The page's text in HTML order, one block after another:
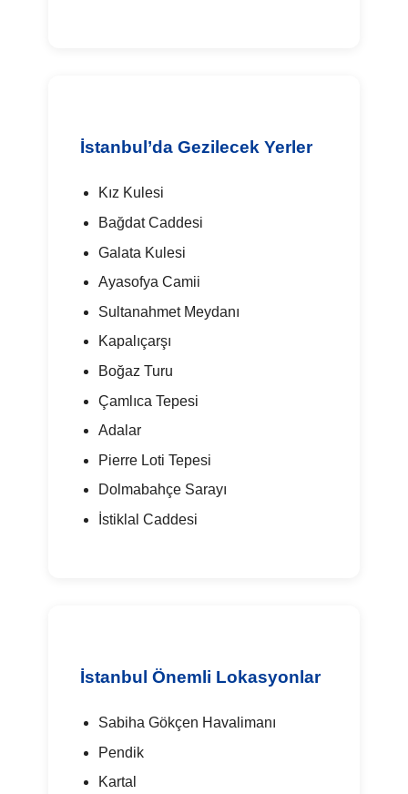
İstanbul’da Gezilecek Yerler
Kız Kulesi
Bağdat Caddesi
Galata Kulesi
Ayasofya Camii
Sultanahmet Meydanı
Kapalıçarşı
Boğaz Turu
Çamlıca Tepesi
Adalar
Pierre Loti Tepesi
Dolmabahçe Sarayı
İstiklal Caddesi
İstanbul Önemli Lokasyonlar
Sabiha Gökçen Havalimanı
Pendik
Kartal